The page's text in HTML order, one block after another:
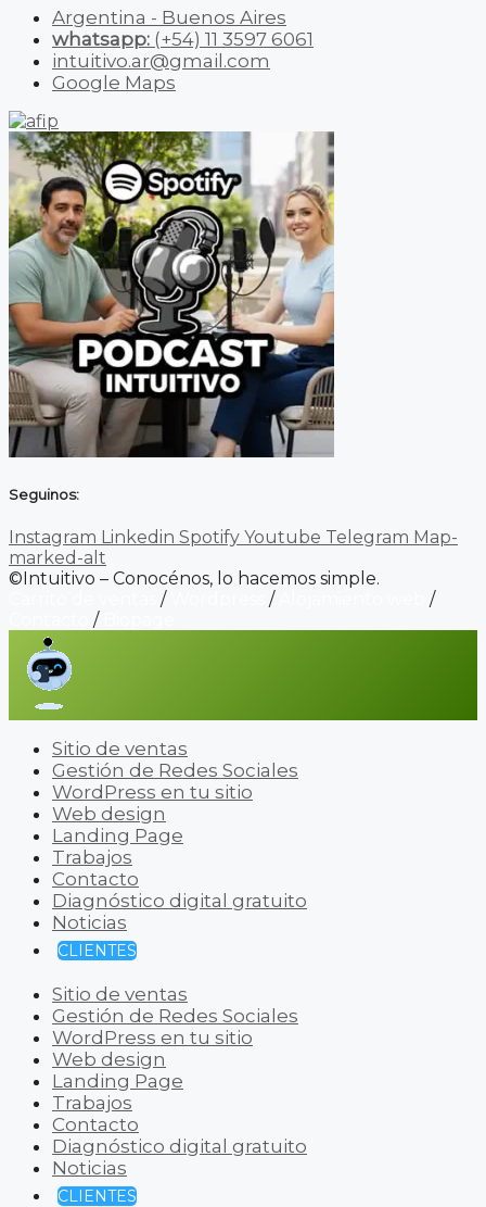
Argentina - Buenos Aires
whatsapp: (+54) 11 3597 6061
intuitivo.ar@gmail.com
Google Maps
Seguinos:
Instagram Linkedin Spotify Youtube Telegram Map-
marked-alt
©Intuitivo – Conocénos, lo hacemos simple.
/ /
/
/
Sitio de ventas
Gestión de Redes Sociales
WordPress en tu sitio
Web design
Landing Page
Trabajos
Contacto
Diagnóstico digital gratuito
Noticias
CLIENTES
Sitio de ventas
Gestión de Redes Sociales
WordPress en tu sitio
Web design
Landing Page
Trabajos
Contacto
Diagnóstico digital gratuito
Noticias
CLIENTES